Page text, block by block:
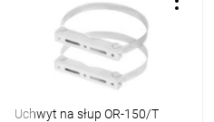
Uchwyt na słup OR-150/T